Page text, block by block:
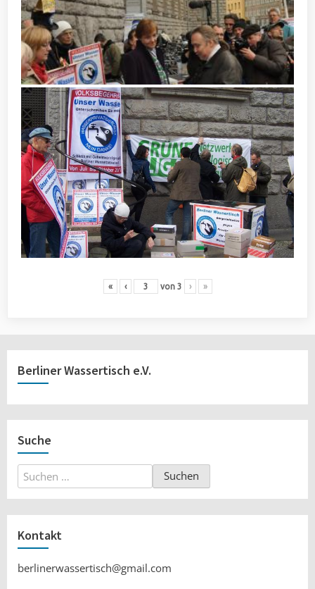
« ‹ von 3 › »
Berliner Wassertisch e.V.
Suche
Suchen
nach:
Kontakt
berlinerwassertisch@gmail.com